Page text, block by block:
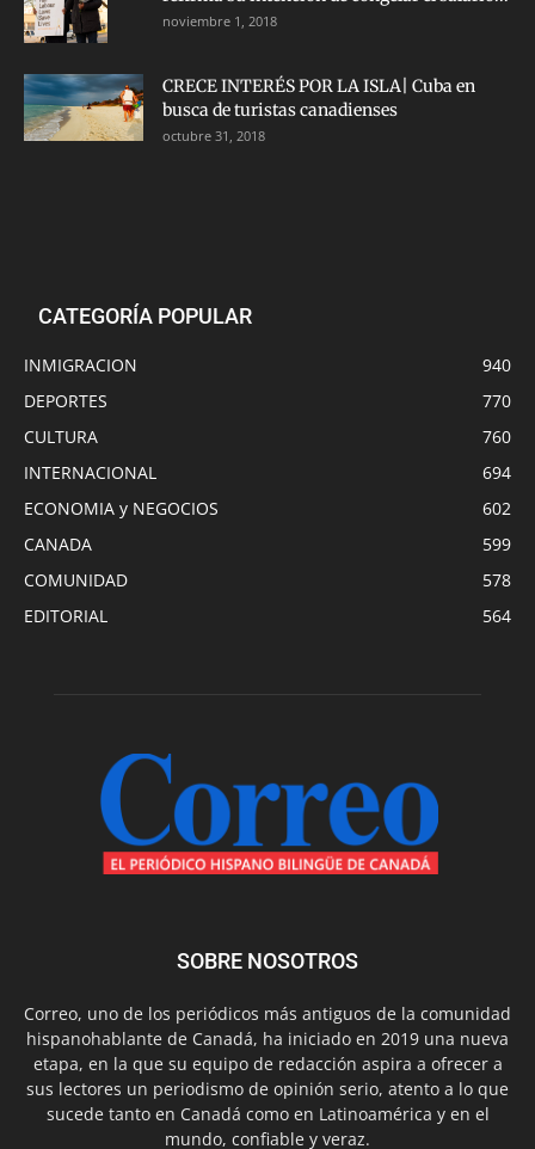
noviembre 1, 2018
CRECE INTERÉS POR LA ISLA| Cuba en
busca de turistas canadienses
octubre 31, 2018
CATEGORÍA POPULAR
INMIGRACION
940
DEPORTES
770
CULTURA
760
INTERNACIONAL
694
ECONOMIA y NEGOCIOS
602
CANADA
599
COMUNIDAD
578
EDITORIAL
564
SOBRE NOSOTROS
Correo, uno de los periódicos más antiguos de la comunidad
hispanohablante de Canadá, ha iniciado en 2019 una nueva
etapa, en la que su equipo de redacción aspira a ofrecer a
sus lectores un periodismo de opinión serio, atento a lo que
sucede tanto en Canadá como en Latinoamérica y en el
mundo, confiable y veraz.